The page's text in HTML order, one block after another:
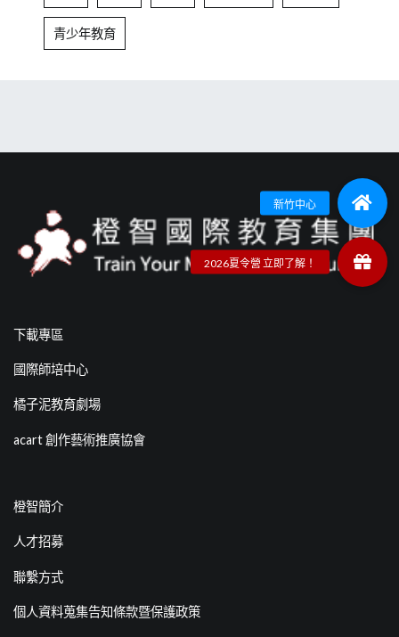
青少年教育
下載專區
國際師培中心
橘子泥教育劇場
acart 創作藝術推廣協會
橙智簡介
人才招募
聯繫方式
個人資料蒐集告知條款暨保護政策